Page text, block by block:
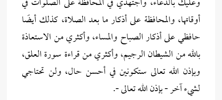
أوقاتها، والمحافظة على أذكار ما بعد الصلاة، كذلك أيضًا
حافظي على أذكار الصباح والمساء، وأكثري من الاستعاذة
بالله من الشيطان الرجيم، وأكثري من قراءة سورة العلق،
وبإذن الله تعالى ستكونين في أحسن حال، ولن تحتاجي
لشيء آخر - بإذن الله تعالى -.